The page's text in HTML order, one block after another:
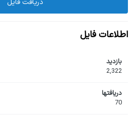
اطلاعات فایل
بازدید
2,322
دریافت‎ها
70